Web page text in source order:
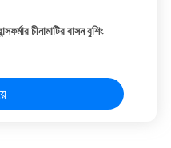
চীনামাটির বাসন বুশিং